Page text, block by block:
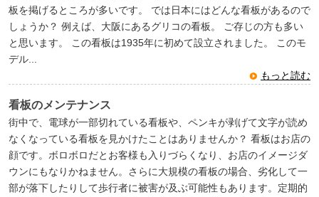
板を掲げるところが多いです。 では日本にはどんな看板があるので
しょうか？ 例えば、大阪にあるグリコの看板。 ご存じの方も多い
と思います。 この看板は1935年に初めて設立されました。 このモ
デル...
もっと読む
看板のメンテナンス
街中で、電球が一部切れている看板や、ペンキが剥げて文字が読め
なくなっている看板を見かけたことはありませんか？ 看板はお店の
顔です。ボロボロだとお客様も入りづらくなり、お店のイメージダ
ウンにもなりかねません。さらに大規模の看板の場合、劣化して一
部が落下したりして歩行者に被害が及ぶ可能性もあります。定期的